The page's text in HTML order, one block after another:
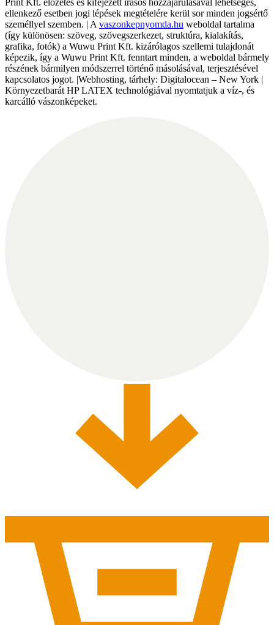
Print Kft. előzetes és kifejezett írásos hozzájárulásával lehetséges,
ellenkező esetben jogi lépések megtételére kerül sor minden jogsértő
személlyel szemben. | A vaszonkepnyomda.hu weboldal tartalma
(így különösen: szöveg, szövegszerkezet, struktúra, kialakítás,
grafika, fotók) a Wuwu Print Kft. kizárólagos szellemi tulajdonát
képezik, így a Wuwu Print Kft. fenntart minden, a weboldal bármely
részének bármilyen módszerrel történő másolásával, terjesztésével
kapcsolatos jogot. |Webhosting, tárhely: Digitalocean – New York |
Környezetbarát HP LATEX technológiával nyomtatjuk a víz-, és
karcálló vászonképeket.